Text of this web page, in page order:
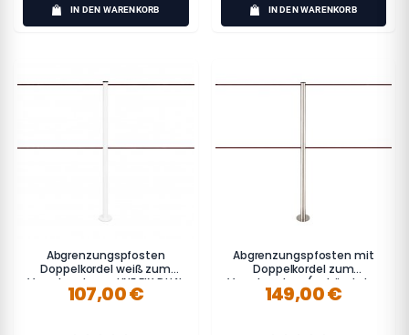
IN DEN WARENKORB IN DEN WARENKORB
Abgrenzungspfosten
Doppelkordel weiß zum
Verschrauben - LINE FIX DUAL
107,00 €
Abgrenzungspfosten mit
Doppelkordel zum
Verschrauben (gebürsteter
Edelstahl) - LINE FIX DUAL
149,00 €